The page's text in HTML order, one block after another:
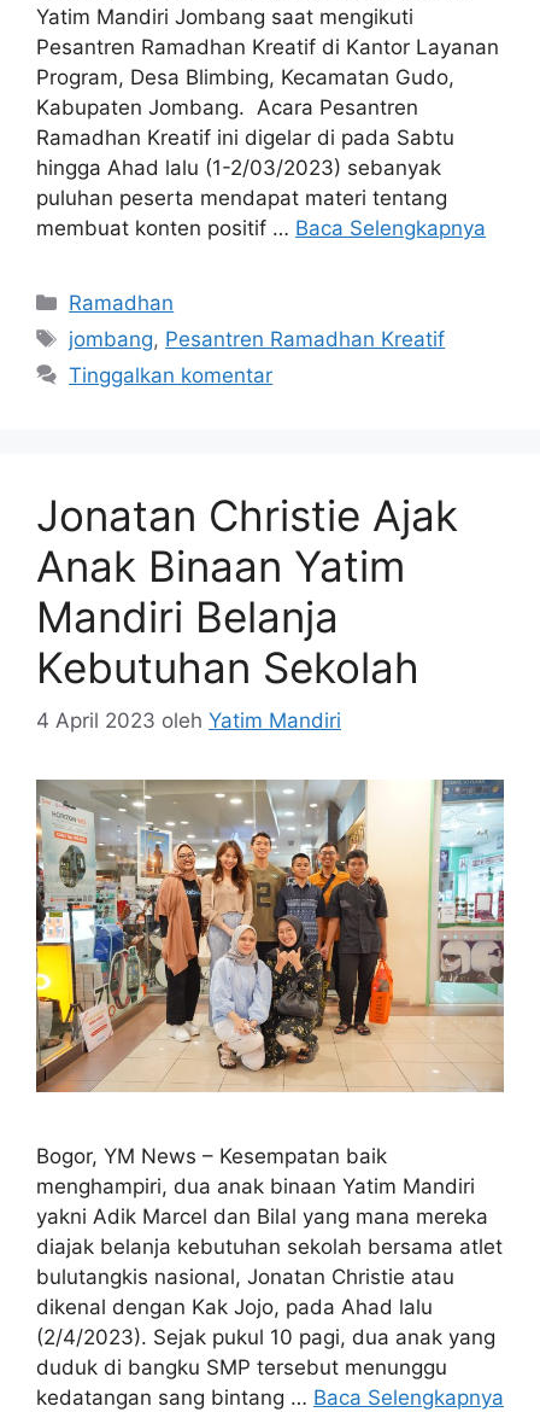
Yatim Mandiri Jombang saat mengikuti
Pesantren Ramadhan Kreatif di Kantor Layanan
Program, Desa Blimbing, Kecamatan Gudo,
Kabupaten Jombang. Acara Pesantren
Ramadhan Kreatif ini digelar di pada Sabtu
hingga Ahad lalu (1-2/03/2023) sebanyak
puluhan peserta mendapat materi tentang
membuat konten positif … Baca Selengkapnya
Ramadhan
jombang, Pesantren Ramadhan Kreatif
Tinggalkan komentar
Jonatan Christie Ajak
Anak Binaan Yatim
Mandiri Belanja
Kebutuhan Sekolah
4 April 2023 oleh Yatim Mandiri
Bogor, YM News – Kesempatan baik
menghampiri, dua anak binaan Yatim Mandiri
yakni Adik Marcel dan Bilal yang mana mereka
diajak belanja kebutuhan sekolah bersama atlet
bulutangkis nasional, Jonatan Christie atau
dikenal dengan Kak Jojo, pada Ahad lalu
(2/4/2023). Sejak pukul 10 pagi, dua anak yang
duduk di bangku SMP tersebut menunggu
kedatangan sang bintang … Baca Selengkapnya